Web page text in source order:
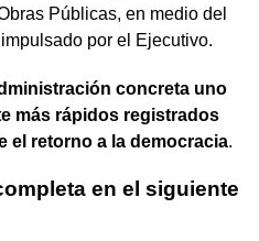
Públicas, en medio del
por el Ejecutivo.
concreta uno
más rápidos registrados
el retorno a la democracia.
en el siguiente